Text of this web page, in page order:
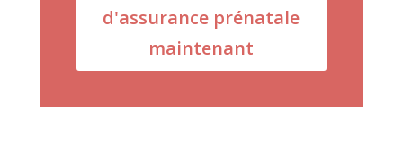
d'assurance prénatale
maintenant